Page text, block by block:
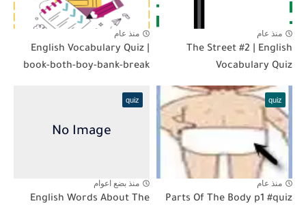
منذ عام
The Street #2 | English
Vocabulary Quiz
منذ عام
English Vocabulary Quiz |
book-both-boy-bank-break
quiz
منذ عام
Parts Of The Body p1 #quiz
quiz
منذ بضع اعوام
English Words About The